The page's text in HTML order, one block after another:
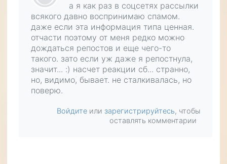
а я как раз в соцсетях рассылки
всякого давно воспринимаю спамом.
даже если эта информация типа ценная.
отчасти поэтому от меня редко можно
дождаться репостов и еще чего-то
такого. зато если уж даже я репостнула,
значит... :) насчет реакции сб... странно,
но, видимо, бывает. не сталкивалась, но
поверю.
Войдите или зарегистрируйтесь, чтобы
оставлять комментарии